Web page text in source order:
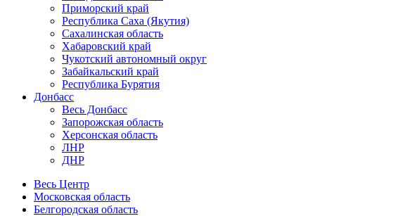
Приморский край
Республика Саха (Якутия)
Сахалинская область
Хабаровский край
Чукотский автономный округ
Забайкальский край
Республика Бурятия
Донбасс
Весь Донбасс
Запорожская область
Херсонская область
ЛНР
ДНР
Весь Центр
Московская область
Белгородская область